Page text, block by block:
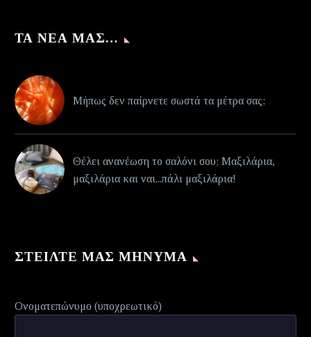
ΤΑ ΝΈΑ ΜΑΣ…
Μήπως δεν παίρνετε σωστά τα μέτρα σας;
Θέλει ανανέωση το σαλόνι σου; Μαξιλάρια,
μαξιλάρια και ναι...πάλι μαξιλάρια!
ΣΤΕΊΛΤΕ ΜΑΣ ΜΉΝΥΜΑ
Ονοματεπώνυμο (υποχρεωτικό)